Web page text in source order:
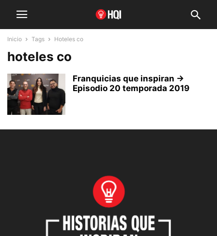
Inicio Tags Hoteles co
hoteles co
Franquicias que inspiran →
Episodio 20 temporada 2019